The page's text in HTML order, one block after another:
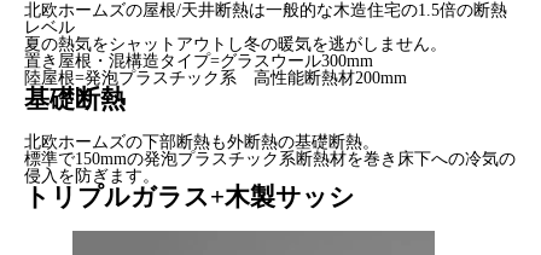
北欧ホームズの屋根/天井断熱は一般的な木造住宅の1.5倍の断熱
レベル
夏の熱気をシャットアウトし冬の暖気を逃がしません。
置き屋根・混構造タイプ=グラスウール300mm
陸屋根=発泡プラスチック系 高性能断熱材200mm
基礎断熱
北欧ホームズの下部断熱も外断熱の基礎断熱。
標準で150mmの発泡プラスチック系断熱材を巻き床下への冷気の
侵入を防ぎます。
トリプルガラス+木製サッシ